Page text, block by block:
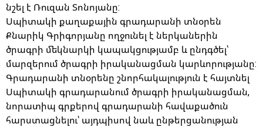
նշել է Ռուզան Տոնոյանը:
Սպիտակի քաղաքային գրադարանի տնօրեն
Քնարիկ Գրիգորյանը ողջունել է ներկաներին
ծրագրի մեկնարկի կապակցությամբ և ընդգծել՝
մարզերում ծրագրի իրականացման կարևորությանը:
Գրադարանի տնօրենը շնորհակալություն է հայտնել
Սպիտակի գրադարանում ծրագրի իրականացման,
նորատիպ գրքերով գրադարանի հավաքածուն
հարստացնելու՝ այդպիսով նաև ընթերցանության